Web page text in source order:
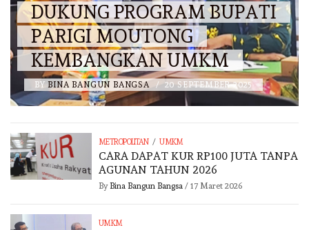
DUKUNG PROGRAM BUPATI
PARIGI MOUTONG
KEMBANGKAN UMKM
BY BINA BANGUN BANGSA / 20 SEPTEMBER 2025
METROPOLITAN / UMKM
CARA DAPAT KUR RP100 JUTA TANPA
AGUNAN TAHUN 2026
By Bina Bangun Bangsa/ 17 Maret 2026
UMKM